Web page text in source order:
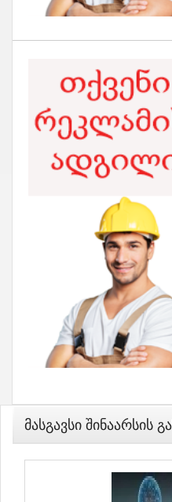
Მასგავსი Შინაარსის